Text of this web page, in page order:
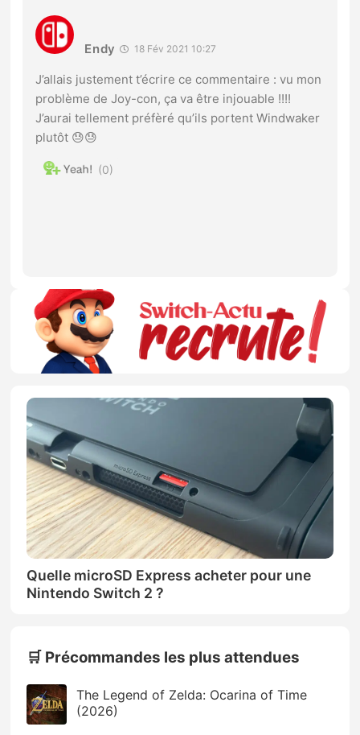
Endy 18 Fév 2021 10:27
J’allais justement t’écrire ce commentaire : vu mon
problème de Joy-con, ça va être injouable !!!!
J’aurai tellement préfèré qu’ils portent Windwaker
plutôt 😓😓
0
Quelle microSD Express acheter pour une
Nintendo Switch 2 ?
🛒 Précommandes les plus attendues
The Legend of Zelda: Ocarina of Time
(2026)